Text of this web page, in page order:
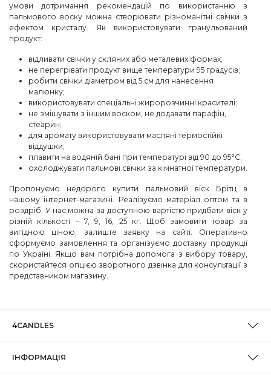
умови дотримання рекомендацій по використанню з
пальмового воску можна створювати різноманітні свічки з
ефектом кристалу. Як використовувати гранульований
продукт:
відливати свічки у скляних або металевих формах;
не перегрівати продукт вище температури 95 градусів;
робити свічки діаметром від 5 см для нанесення
малюнку;
використовувати спеціальні жиророзчинні красителі;
не змішувати з іншим воском, не додавати парафін,
стеарин;
для аромату використовувати масляні термостійкі
віддушки;
плавити на водяній бані при температурі від 90 до 95°С;
охолоджувати пальмові свічки за кімнатної температури.
Пропонуємо недорого купити пальмовий віск Брітц в
нашому інтернет-магазині. Реалізуємо матеріал оптом та в
роздріб. У нас можна за доступною вартістю придбати віск у
різній кількості – 7, 9, 16, 25 кг. Щоб замовити товар за
вигідною ціною, залиште заявку на сайті. Оперативно
сформуємо замовлення та організуємо доставку продукції
по Україні. Якщо вам потрібна допомога з вибору товару,
скористайтеся опцією зворотного дзвінка для консультації з
представником магазину.
4CANDLES
ІНФОРМАЦІЯ